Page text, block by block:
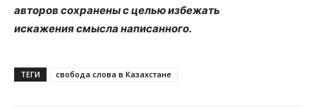
авторов сохранены с целью избежать
искажения смысла написанного.
ТЕГИ свобода слова в Казахстане